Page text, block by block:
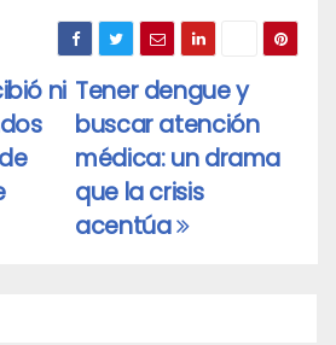
Tener dengue y
buscar atención
médica: un drama
que la crisis
acentúa
ni